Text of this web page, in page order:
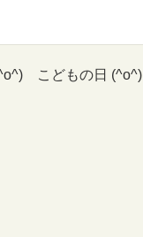
こどもの日 (^o^)